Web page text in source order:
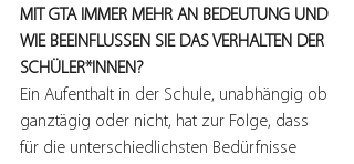
MIT GTA IMMER MEHR AN BEDEUTUNG UND
WIE BEEINFLUSSEN SIE DAS VERHALTEN DER
SCHÜLER*INNEN?
Ein Aufenthalt in der Schule, unabhängig ob
ganztägig oder nicht, hat zur Folge, dass
für die unterschiedlichsten Bedürfnisse